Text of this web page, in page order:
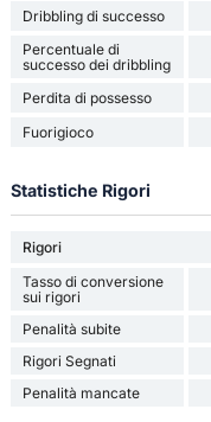
Dribbling di successo
Percentuale di
successo dei dribbling
Perdita di possesso
Fuorigioco
Statistiche Rigori
Rigori
Tasso di conversione
sui rigori
Penalità subite
Rigori Segnati
Penalità mancate